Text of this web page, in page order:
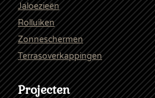
Jaloezieën
Rolluiken
Zonneschermen
Terrasoverkappingen
Projecten